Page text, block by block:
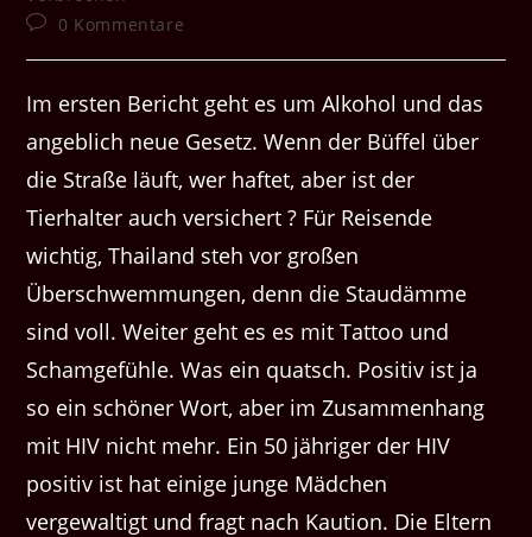
Beitrags-
0 Kommentare
Im ersten Bericht geht es um Alkohol und das
angeblich neue Gesetz. Wenn der Büffel über
die Straße läuft, wer haftet, aber ist der
Tierhalter auch versichert ? Für Reisende
wichtig, Thailand steh vor großen
Überschwemmungen, denn die Staudämme
sind voll. Weiter geht es es mit Tattoo und
Schamgefühle. Was ein quatsch. Positiv ist ja
so ein schöner Wort, aber im Zusammenhang
mit HIV nicht mehr. Ein 50 jähriger der HIV
positiv ist hat einige junge Mädchen
vergewaltigt und fragt nach Kaution. Die Eltern